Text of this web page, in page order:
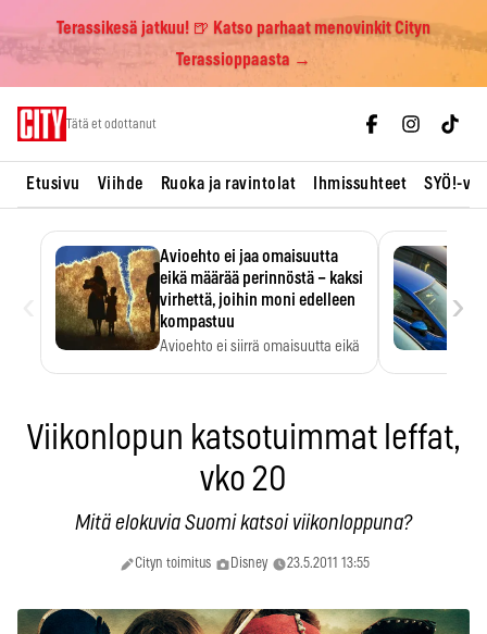
Terassikesä jatkuu! 🍺 Katso parhaat menovinkit Cityn
Terassioppaasta →
Tätä et odottanut
Etusivu Viihde Ruoka ja ravintolat Ihmissuhteet SYÖ!-
Avioehto ei jaa omaisuutta
eikä määrää perinnöstä – kaksi
virhettä, joihin moni edelleen
kompastuu
Avioehto ei siirrä omaisuutta eikä
›
Viikonlopun katsotuimmat leffat,
vko 20
Mitä elokuvia Suomi katsoi viikonloppuna?
Cityn toimitus Disney 23.5.2011 13:55